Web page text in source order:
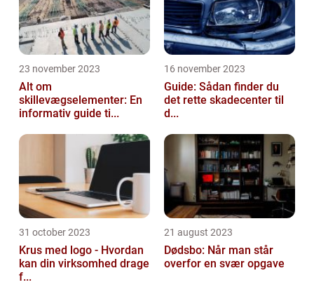
23 november 2023
Alt om
skillevægselementer: En
informativ guide ti...
16 november 2023
Guide: Sådan finder du
det rette skadecenter til
d...
31 october 2023
Krus med logo - Hvordan
kan din virksomhed drage
f...
21 august 2023
Dødsbo: Når man står
overfor en svær opgave